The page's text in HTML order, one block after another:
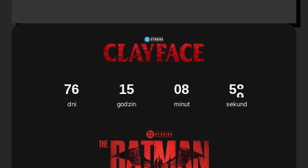
dni
76
godzin
15
minut
08
sekund
58